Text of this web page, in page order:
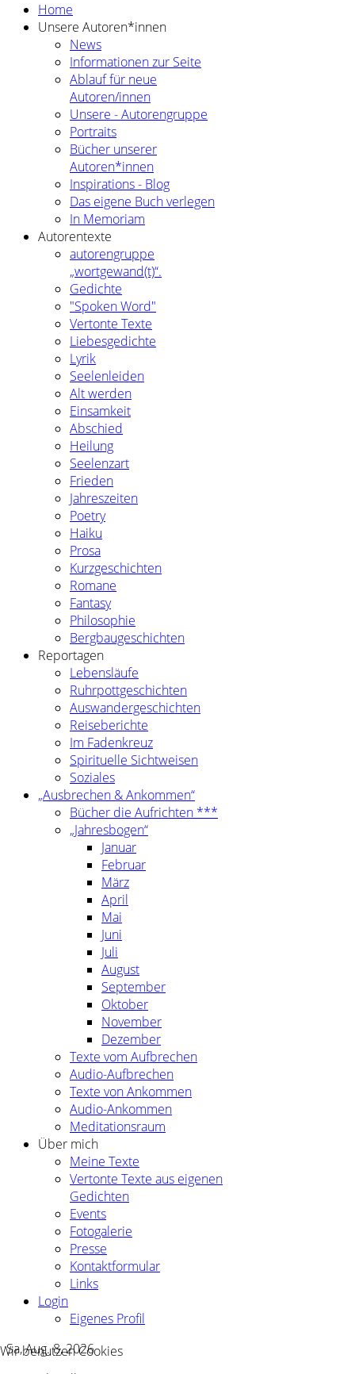
Home
Unsere Autoren*innen
News
Informationen zur Seite
Ablauf für neue
Autoren/innen
Unsere - Autorengruppe
Portraits
Bücher unserer
Autoren*innen
Inspirations - Blog
Das eigene Buch verlegen
In Memoriam
Autorentexte
autorengruppe
„wortgewand(t)“.
Gedichte
"Spoken Word"
Vertonte Texte
Liebesgedichte
Lyrik
Seelenleiden
Alt werden
Einsamkeit
Abschied
Heilung
Seelenzart
Frieden
Jahreszeiten
Poetry
Haiku
Prosa
Kurzgeschichten
Romane
Fantasy
Philosophie
Bergbaugeschichten
Reportagen
Lebensläufe
Ruhrpottgeschichten
Auswandergeschichten
Reiseberichte
Im Fadenkreuz
Spirituelle Sichtweisen
Soziales
„Ausbrechen & Ankommen“
Bücher die Aufrichten ***
„Jahresbogen“
Januar
Februar
März
April
Mai
Juni
Juli
August
September
Oktober
November
Dezember
Texte vom Aufbrechen
Audio-Aufbrechen
Texte von Ankommen
Audio-Ankommen
Meditationsraum
Über mich
Meine Texte
Vertonte Texte aus eigenen
Gedichten
Events
Fotogalerie
Presse
Kontaktformular
Links
Login
Eigenes Profil
Sa, Aug. 8, 2026
Wir benutzen Cookies